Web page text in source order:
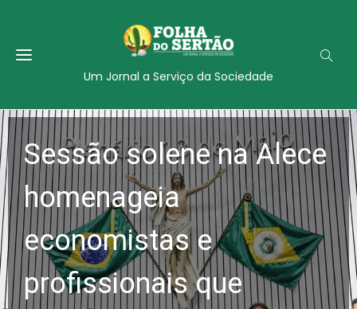
Um Jornal a Serviço da Sociedade
Sessão solene na Alece
homenageia
economistas e
profissionais que